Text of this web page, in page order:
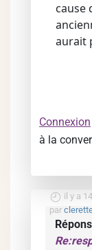
cause
aurait
Connexion
à la
il y a
par